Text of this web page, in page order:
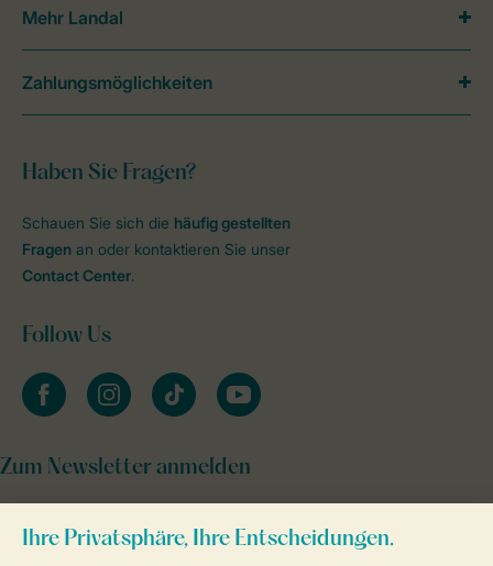
Haben Sie Fragen?
Schauen Sie sich die häufig gestellten
Fragen an oder kontaktieren Sie unser
Contact Center.
Follow Us
facebookinstagramtiktok youtube
Zum Newsletter anmelden
Mehr Landal
Zahlungsmöglichkeiten